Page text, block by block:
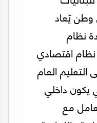
وطن يّعاد
نظام
اقتصادي
العام
يكون داخلي
مع